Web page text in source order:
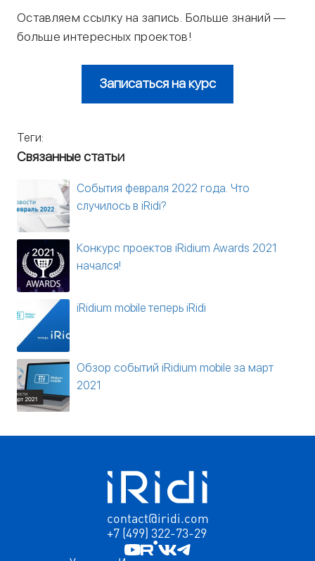
Оставляем ссылку на запись. Больше знаний —
больше интересных проектов!
Записаться на курс
Теги:
Связанные статьи
События февраля 2022 года. Что
случилось в iRidi?
Конкурс проектов iRidium Awards 2021
начался!
iRidium mobile теперь iRidi
Обзор событий iRidium mobile за март
2021
contact@iridi.com
+7 (499) 322-73-29